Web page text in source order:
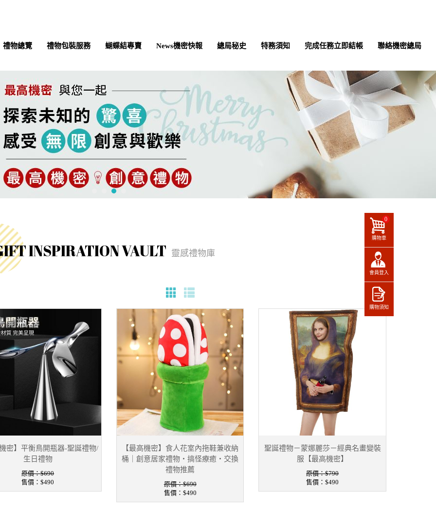
禮物總覽 禮物包裝服務 蝴蝶結專賣 News機密快報 總局秘史 特務須知 完成任務立即結帳 聯絡機密總局
INSPIRATION VAULT 靈感禮物庫
密】平衡鳥開瓶器-聖誕禮物/
生日禮物
原價：$690
售價：$490
【最高機密】食人花室內拖鞋兼收納
桶｜創意居家禮物・搞怪療癒・交換
禮物推薦
原價：$690
售價： $490
聖誕禮物－蒙娜麗莎－經典名畫變裝
服【最高機密】
原價：$790
售價：$490
購物車
0
會員登入
購物須知